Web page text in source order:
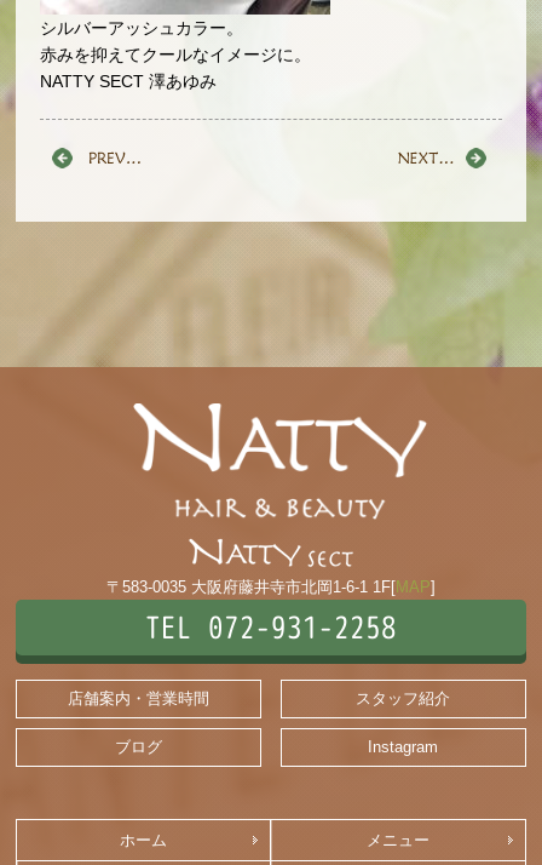
シルバーアッシュカラー。
赤みを抑えてクールなイメージに。
NATTY SECT 澤あゆみ
〒583-0035 大阪府藤井寺市北岡1-6-1 1F[MAP]
TEL 072-931-2258
店舗案内・営業時間 スタッフ紹介
ブログ Instagram
ホーム メニュー